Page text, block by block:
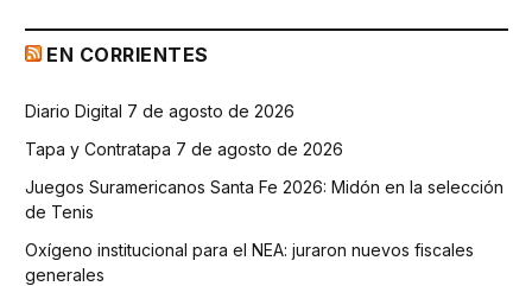
EN CORRIENTES
Diario Digital 7 de agosto de 2026
Tapa y Contratapa 7 de agosto de 2026
Juegos Suramericanos Santa Fe 2026: Midón en la selección
de Tenis
Oxígeno institucional para el NEA: juraron nuevos fiscales
generales